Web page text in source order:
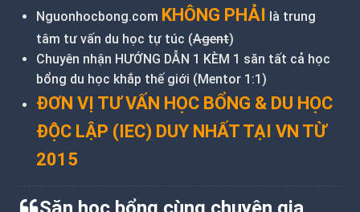
Nguonhocbong.com KHÔNG PHẢI là trung
tâm tư vấn du học tự túc (Agent)
Chuyên nhận HƯỚNG DẪN 1 KÈM 1 săn tất cả học
bổng du học khắp thế giới (Mentor 1:1)
ĐƠN VỊ TƯ VẤN HỌC BỔNG & DU HỌC
ĐỘC LẬP (IEC) DUY NHẤT TẠI VN TỪ
2015